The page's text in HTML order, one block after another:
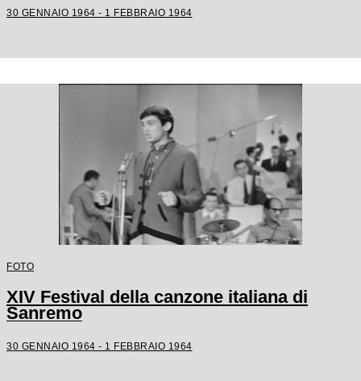
30 GENNAIO 1964 - 1 FEBBRAIO 1964
FOTO
XIV Festival della canzone italiana di
Sanremo
30 GENNAIO 1964 - 1 FEBBRAIO 1964